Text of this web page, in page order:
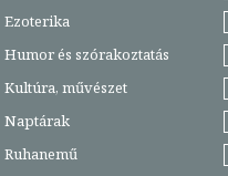
Ezoterika
Humor és szórakoztatás
Kultúra, művészet
Naptárak
Ruhanemű